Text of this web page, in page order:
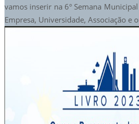
vamos inserir na 6° Semana Municipal
Empresa, Universidade, Associação e